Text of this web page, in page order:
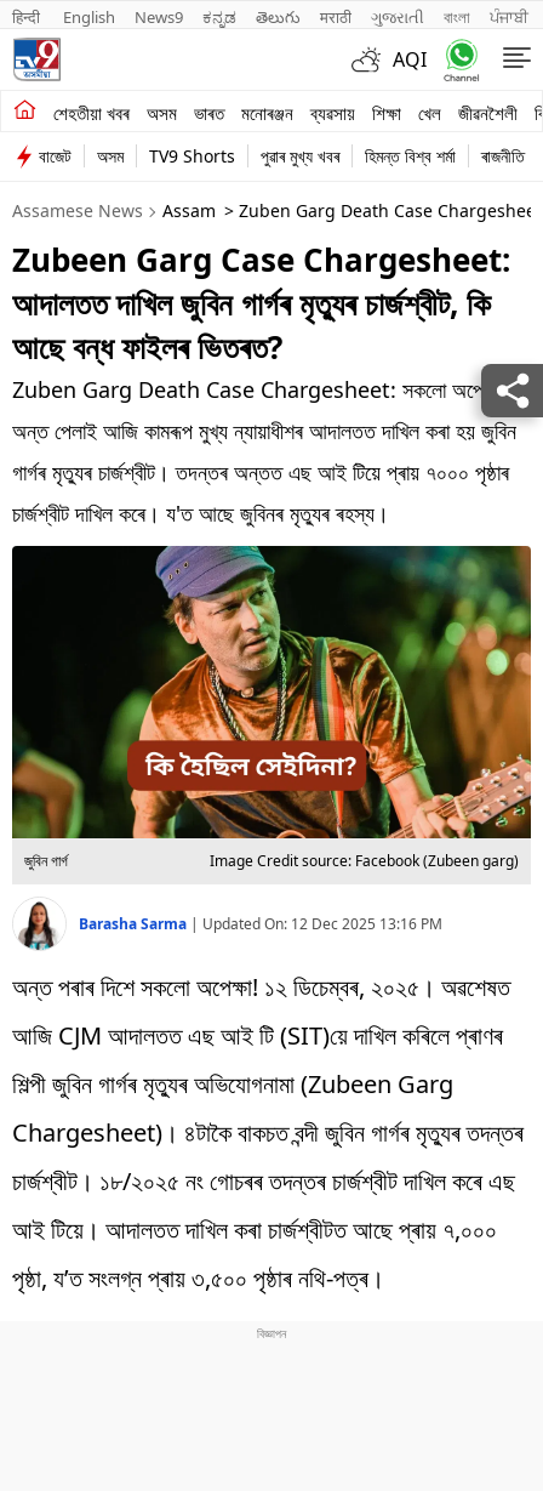
हिन्दी English News9 ಕನ್ನಡ తెలుగు मराठी ગુજરાતી বাংলা ਪੰਜਾਬੀ
AQI
শেহতীয়া খবৰ অসম ভাৰত মনোৰঞ্জন ব্যৱসায় শিক্ষা খেল জীৱনশৈলী
শেহতীয়া খবৰ
অসম
ভাৰত
মনোৰঞ্জন
শিক্ষা
খেল
জীৱনশৈলী
বিশ্ব
বাজেট অসম TV9 Shorts পুৱাৰ মুখ্য খবৰ হিমন্ত বিশ্ব শৰ্মা ৰাজনীতি
Assamese News Assam > Zuben Garg Death Case
Zubeen Garg Case Chargesheet:
আদালতত দাখিল জুবিন গাৰ্গৰ মৃত্যুৰ চাৰ্জশ্বীট, কি
আছে বন্ধ ফাইলৰ ভিতৰত?
Zuben Garg Death Case Chargesheet: সকলো অপেক্ষাৰ
অন্ত পেলাই আজি কামৰূপ মুখ্য ন্যায়াধীশৰ আদালতত দাখিল কৰা হয় জুবিন
গাৰ্গৰ মৃত্যুৰ চাৰ্জশ্বীট। তদন্তৰ অন্তত এছ আই টিয়ে প্ৰায় ৭০০০ পৃষ্ঠাৰ
চাৰ্জশ্বীট দাখিল কৰে। য'ত আছে জুবিনৰ মৃত্যুৰ ৰহস্য।
জুবিন গাৰ্গ Image Credit source: Facebook (Zubeen garg)
Barasha Sarma | Updated On: 12 Dec 2025 13:16 PM
অন্ত পৰাৰ দিশে সকলো অপেক্ষা! ১২ ডিচেম্বৰ, ২০২৫। অৱশেষত
আজি CJM আদালতত এছ আই টি (SIT)য়ে দাখিল কৰিলে প্ৰাণৰ
শিল্পী জুবিন গাৰ্গৰ মৃত্যুৰ অভিযোগনামা (Zubeen Garg
Chargesheet)। ৪টাকৈ বাকচত বন্দী জুবিন গাৰ্গৰ মৃত্যুৰ তদন্তৰ
চাৰ্জশ্বীট। ১৮/২০২৫ নং গোচৰৰ তদন্তৰ চাৰ্জশ্বীট দাখিল কৰে এছ
আই টিয়ে। আদালতত দাখিল কৰা চাৰ্জশ্বীটত আছে প্ৰায় ৭,০০০
পৃষ্ঠা, য’ত সংলগ্ন প্ৰায় ৩,৫০০ পৃষ্ঠাৰ নথি-পত্ৰ।